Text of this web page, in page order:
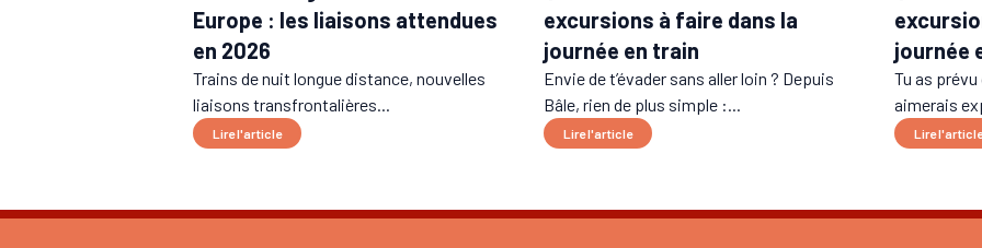
Europe : les liaisons attendues
en 2026
Trains de nuit longue distance, nouvelles
liaisons transfrontalières...
Lire l'article
excursions à faire dans la
journée en train
Envie de t’évader sans aller loin ? Depuis
Bâle, rien de plus simple :...
Lire l'article
journée
Tu as
aimerais
Lire l'article